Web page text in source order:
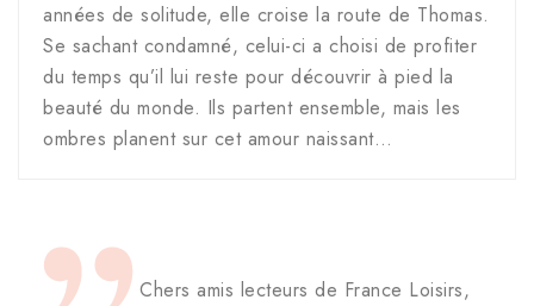
années de solitude, elle croise la route de Thomas.
Se sachant condamné, celui-ci a choisi de profiter
du temps qu’il lui reste pour découvrir à pied la
beauté du monde. Ils partent ensemble, mais les
ombres planent sur cet amour naissant…
Chers amis lecteurs de France Loisirs,